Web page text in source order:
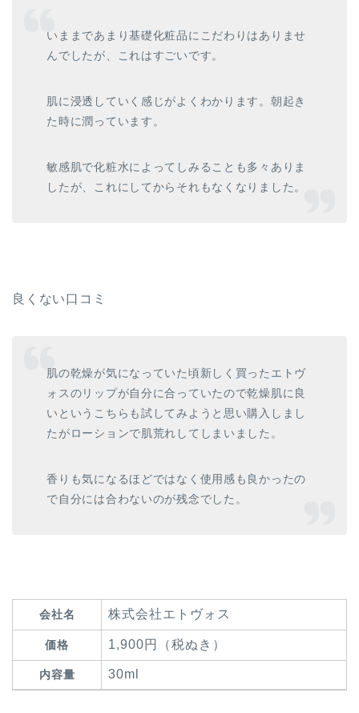
いままであまり基礎化粧品にこだわりはありませ
んでしたが、これはすごいです。
肌に浸透していく感じがよくわかります。朝起き
た時に潤っています。
敏感肌で化粧水によってしみることも多々ありま
したが、これにしてからそれもなくなりました。
良くない口コミ
肌の乾燥が気になっていた頃新しく買ったエトヴ
ォスのリップが自分に合っていたので乾燥肌に良
いというこちらも試してみようと思い購入しまし
たがローションで肌荒れしてしまいました。
香りも気になるほどではなく使用感も良かったの
で自分には合わないのが残念でした。
会社名 株式会社エトヴォス
価格 1,900円（税ぬき）
内容量 30ml